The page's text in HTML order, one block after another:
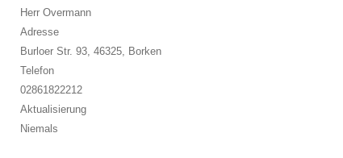
Herr Overmann
Adresse
Burloer Str. 93, 46325, Borken
Telefon
02861822212
Aktualisierung
Niemals